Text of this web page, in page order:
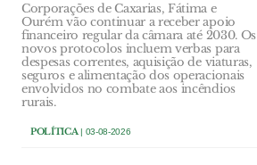
Corporações de Caxarias, Fátima e
Ourém vão continuar a receber apoio
financeiro regular da câmara até 2030. Os
novos protocolos incluem verbas para
despesas correntes, aquisição de viaturas,
seguros e alimentação dos operacionais
envolvidos no combate aos incêndios
rurais.
POLÍTICA| 03-08-2026